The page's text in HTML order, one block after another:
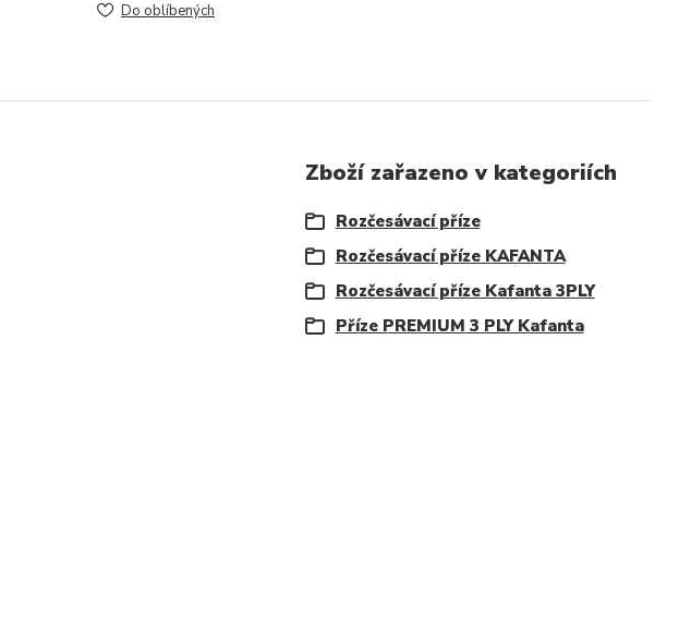
Do oblíbených
Zboží zařazeno v kategoriích
Rozčesávací příze
Rozčesávací příze KAFANTA
Rozčesávací příze Kafanta 3PLY
Příze PREMIUM 3 PLY Kafanta